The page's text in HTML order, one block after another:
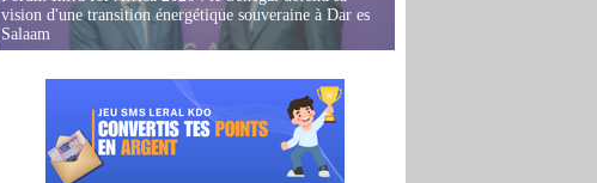
vision d'une transition énergétique souveraine à Dar es
Salaam